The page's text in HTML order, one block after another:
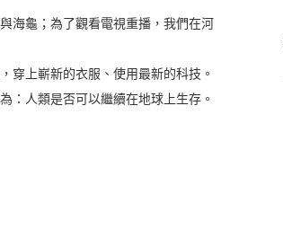
海龜；為了觀看電視重播，我們在河
穿上嶄新的衣服、使用最新的科技。
：人類是否可以繼續在地球上生存。